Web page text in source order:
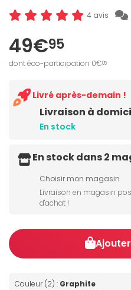
4 avis
49€95
dont éco-participation 0€05
Livraison à
En stock
Livré après-demain !
En stock dans 2
Choisir mon magasin
Livraison en magasin
d'achat !
Couleur (2) : Graphite